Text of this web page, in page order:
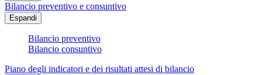
Bilancio preventivo e consuntivo
Espandi
Bilancio preventivo
Bilancio consuntivo
Piano degli indicatori e dei risultati attesi di bilancio